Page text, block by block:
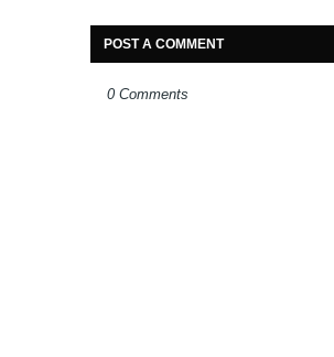
POST A COMMENT
0 Comments